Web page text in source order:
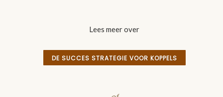
Lees meer over
DE SUCCES STRATEGIE VOOR KOPPELS